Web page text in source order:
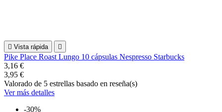
 Vista rápida 
Pike Place Roast Lungo 10 cápsulas Nespresso Starbucks
3,16 €
3,95 €
Valorado de 5 estrellas basado en reseña(s)
Ver más detalles
-30%